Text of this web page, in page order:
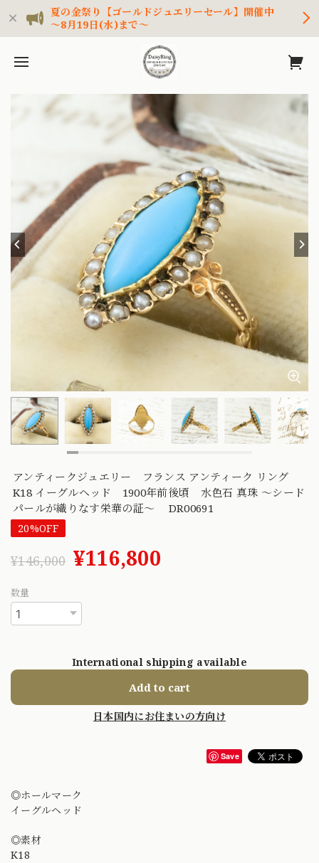
夏の金祭り【ゴールドジュエリーセール】開催中
～8月19日(水)まで～
アンティークジュエリー フランス アンティーク リング
K18 イーグルヘッド 1900年前後頃 水色石 真珠 〜シード
パールが織りなす栄華の証〜 DR00691
20%OFF
¥146,000 ¥116,800
数量
International shipping available
Add to cart
日本国内にお住まいの方向け
Save
◎ホールマーク
イーグルヘッド
◎素材
K18